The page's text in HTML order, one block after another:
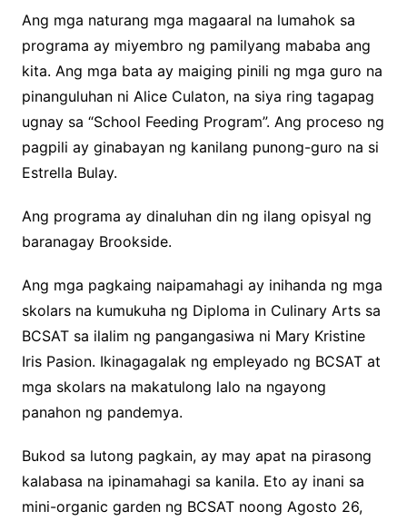
Ang mga naturang mga magaaral na lumahok sa
programa ay miyembro ng pamilyang mababa ang
kita. Ang mga bata ay maiging pinili ng mga guro na
pinanguluhan ni Alice Culaton, na siya ring tagapag
ugnay sa “School Feeding Program”. Ang proceso ng
pagpili ay ginabayan ng kanilang punong-guro na si
Estrella Bulay.
Ang programa ay dinaluhan din ng ilang opisyal ng
baranagay Brookside.
Ang mga pagkaing naipamahagi ay inihanda ng mga
skolars na kumukuha ng Diploma in Culinary Arts sa
BCSAT sa ilalim ng pangangasiwa ni Mary Kristine
Iris Pasion. Ikinagagalak ng empleyado ng BCSAT at
mga skolars na makatulong lalo na ngayong
panahon ng pandemya.
Bukod sa lutong pagkain, ay may apat na pirasong
kalabasa na ipinamahagi sa kanila. Eto ay inani sa
mini-organic garden ng BCSAT noong Agosto 26,